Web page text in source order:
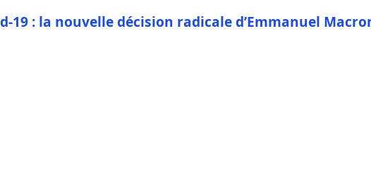
19 : la nouvelle décision radicale d’Emmanuel